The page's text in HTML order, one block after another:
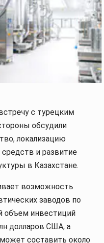
с турецким
обсудили
локализацию
и развитие
в Казахстане.
возможность
заводов по
объем инвестиций
долларов США, а
составить около